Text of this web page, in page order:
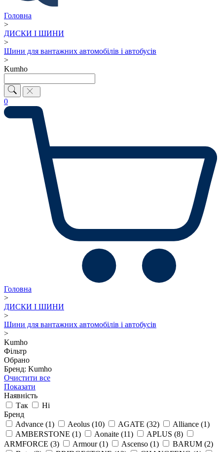
Головна
>
ДИСКИ І ШИНИ
>
Шини для вантажних автомобілів і автобусів
>
Kumho
0
Головна
>
ДИСКИ І ШИНИ
>
Шини для вантажних автомобілів і автобусів
>
Kumho
Фільтр
Обрано
Бренд: Kumho
Очистити все
Показати
Наявність
Так
Ні
Бренд
Advance (1) Aeolus (10) AGATE (32) Alliance (1)
AMBERSTONE (1) Aonaite (11) APLUS (8)
ARMFORCE (3) Armour(1) Ascenso (1) BARUM (2)